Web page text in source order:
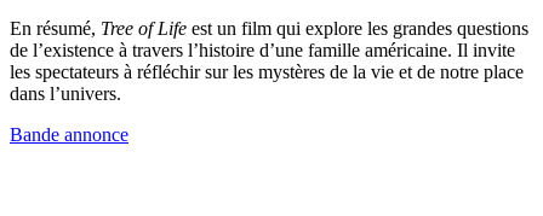
En résumé, Tree of Life est un film qui explore les grandes questions
de l’existence à travers l’histoire d’une famille américaine. Il invite
les spectateurs à réfléchir sur les mystères de la vie et de notre place
dans l’univers.
Bande annonce